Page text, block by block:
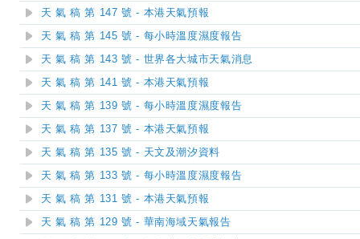
天 氣 稿 第 147 號 - 本港天氣預報
天 氣 稿 第 145 號 - 每小時溫度濕度報告
天 氣 稿 第 143 號 - 世界各大城市天氣消息
天 氣 稿 第 141 號 - 本港天氣預報
天 氣 稿 第 139 號 - 每小時溫度濕度報告
天 氣 稿 第 137 號 - 本港天氣預報
天 氣 稿 第 135 號 - 天文及潮汐資料
天 氣 稿 第 133 號 - 每小時溫度濕度報告
天 氣 稿 第 131 號 - 本港天氣預報
天 氣 稿 第 129 號 - 華南海域天氣報告